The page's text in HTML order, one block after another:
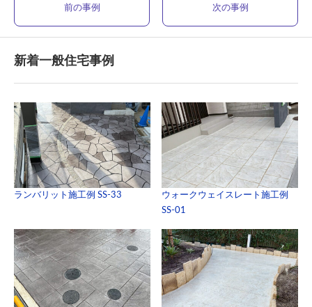
前の事例 次の事例
新着一般住宅事例
ランバリット施工例 SS-33
ウォークウェイスレート施工例
SS-01